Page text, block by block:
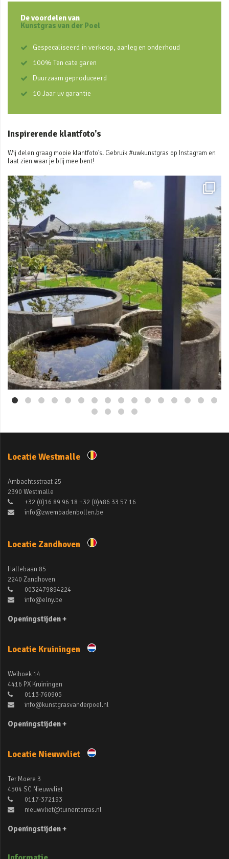
De voordelen van
Kunstgras van der Poel
Gespecaliseerd in verkoop, aanleg en onderhoud
100% Ten cate garen
Duurzaam geproduceerd
10 Jaar uv garantie
Inspirerende klantfoto's
Wij delen graag mooie klantfoto's. Gebruik #uwkunstgras op Instagram en
laat zien waar je blij mee bent!
Mei 3
Locatie Westmalle
Ambachtsstraat 25
2390 Westmalle
+32 (0)16 89 96 18 +32 (0)486 33 57 16
info@zwembadenbollen.be
Locatie Zandhoven
Hallebaan 85
2240 Zandhoven
0032479894224
info@elny.be
Openingstijden +
Locatie Kruiningen
Weihoek 14
4416 PX Kruiningen
0113-760905
info@kunstgrasvanderpoel.nl
Openingstijden +
Locatie Nieuwvliet
Ter Moere 3
4504 SC Nieuwvliet
0117-372193
nieuwvliet@tuinenterras.nl
Openingstijden +